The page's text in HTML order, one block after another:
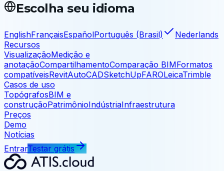
Escolha seu idioma
EnglishFrançaisEspañolPortuguês (Brasil)
Nederlands
Recursos
VisualizaçãoMedição e
anotaçãoCompartilhamentoComparação BIMFormatos
compatíveisRevitAutoCADSketchUpFAROLeicaTrimble
Casos de uso
TopógrafosBIM e
construçãoPatrimônioIndústriaInfraestrutura
Preços
Demo
Notícias
EntrarTestar grátis